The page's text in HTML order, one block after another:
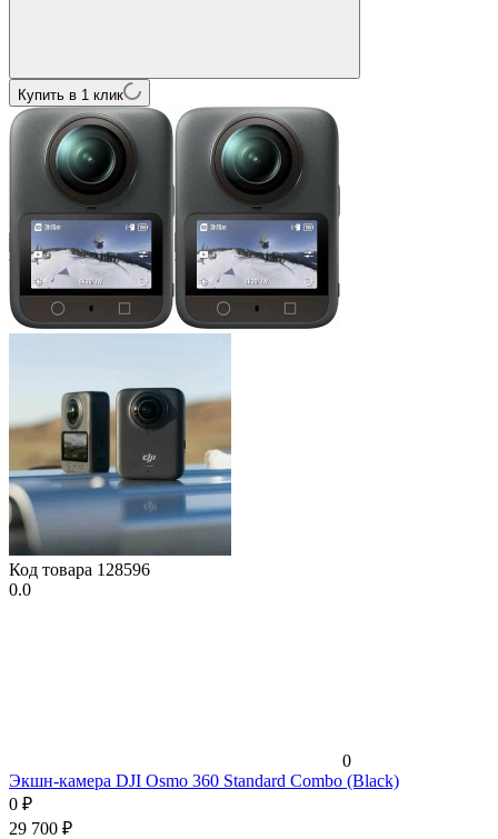
Купить в 1 клик
Код товара 128596
0.0
0
Экшн-камера DJI Osmo 360 Standard Combo (Black)
0 ₽
29 700 ₽